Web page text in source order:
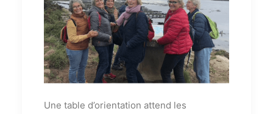
Une table d’orientation attend les